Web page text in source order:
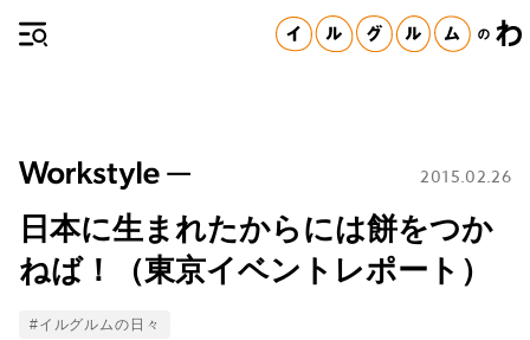
日本に生まれたからには餅をつか
ねば！（東京イベントレポート）
Tags
#イルグルムの日々
2015.02.26